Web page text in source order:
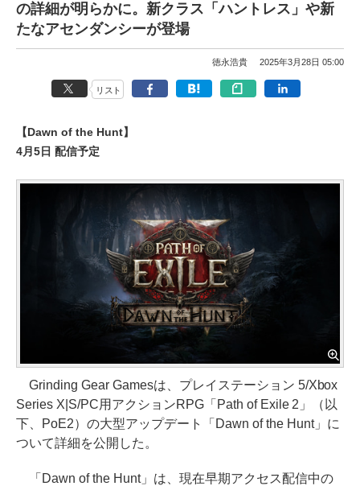
の詳細が明らかに。新クラス「ハントレス」や新
たなアセンダンシーが登場
徳永浩貴 2025年3月28日 05:00
リスト
【Dawn of the Hunt】
4月5日 配信予定
Grinding Gear Gamesは、プレイステーション 5/Xbox
Series X|S/PC用アクションRPG「Path of Exile 2」（以
下、PoE2）の大型アップデート「Dawn of the Hunt」に
ついて詳細を公開した。
「Dawn of the Hunt」は、現在早期アクセス配信中の